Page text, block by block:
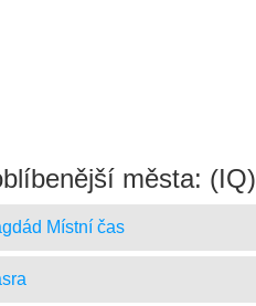
města: (IQ)
Místní čas